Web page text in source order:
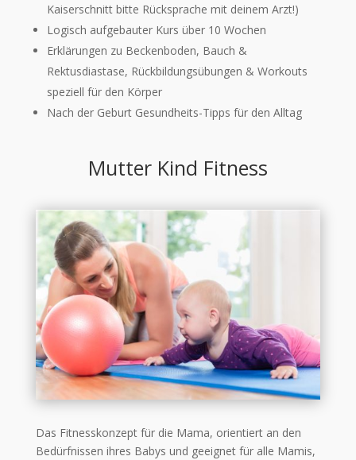
Kaiserschnitt bitte Rücksprache mit deinem Arzt!)
Logisch aufgebauter Kurs über 10 Wochen
Erklärungen zu Beckenboden, Bauch &
Rektusdiastase, Rückbildungsübungen & Workouts
speziell für den Körper
Nach der Geburt Gesundheits-Tipps für den Alltag
Mutter Kind Fitness
Das Fitnesskonzept für die Mama, orientiert an den
Bedürfnissen ihres Babys und geeignet für alle Mamis,